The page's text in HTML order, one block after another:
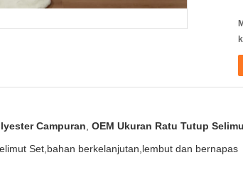
Campuran OEM Ukuran Ratu Tutup
Set,bahan berkelanjutan,lembut dan bernapas